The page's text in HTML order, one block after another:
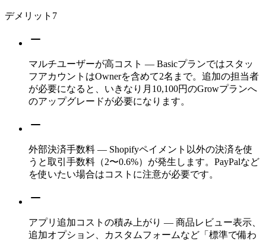
デメリット 7
マルチユーザーが高コスト — Basicプランではスタッ
フアカウントはOwnerを含めて2名まで。追加の担当者
が必要になると、いきなり月10,100円のGrowプランへ
のアップグレードが必要になります。
外部決済手数料 — Shopifyペイメント以外の決済を使
うと取引手数料（2〜0.6%）が発生します。PayPalなど
を使いたい場合はコストに注意が必要です。
アプリ追加コストの積み上がり — 商品レビュー表示、
追加オプション、カスタムフォームなど「標準で備わ